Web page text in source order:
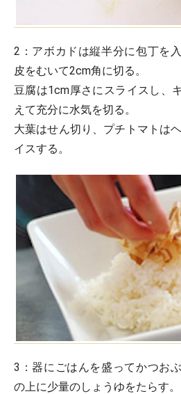
2： アボカドは縦半分に包丁を
皮をむいて2cm角に切る。
豆腐は1cm厚さにスライスし、
えて充分に水気を切る。
大葉はせん切り、プチトマトは
イスする。
3：器にごはんを盛ってかつお
の上に少量のしょうゆをたらす。